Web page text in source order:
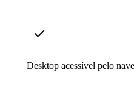
Desktop acessível pelo